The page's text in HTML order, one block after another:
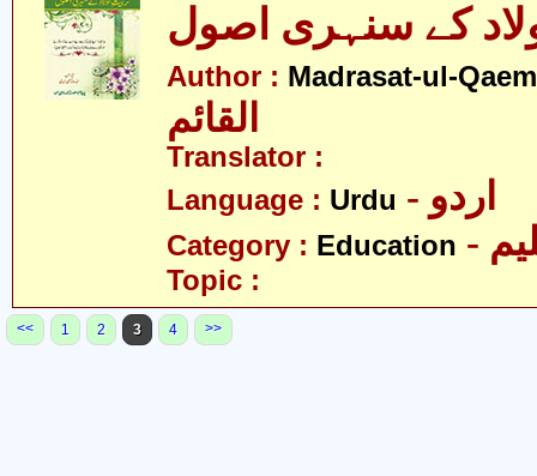
کے سنہری اصول
Author : Madrasat-ul-
القائم
Translator :
Language : Urdu - اردو
Category : Education
Topic :
<< 1 2 3 4 >>